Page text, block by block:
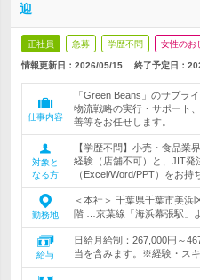
迎
正社員 急募 学歴不問 女性のお
情報更新日：2026/05/15 終了予定日：
仕事内容
「Green Beans」のサプラ
物流戦略の実行・サポート
善等をお任せします。
対象と
なる方
【学歴不問】小売・食品業
経験（店舗不可）と、JIT発
（Excel/Word/PPT）をお持
勤務地
＜本社＞ 千葉県千葉市美浜
階 …京葉線「海浜幕張駅」
給与
日給月給制：267,000円～
当を含みます。※経験・ス